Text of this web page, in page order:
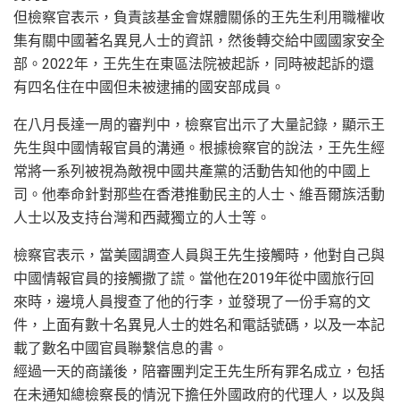
但檢察官表示，負責該基金會媒體關係的王先生利用職權收
集有關中國著名異見人士的資訊，然後轉交給中國國家安全
部。2022年，王先生在東區法院被起訴，同時被起訴的還
有四名住在中國但未被逮捕的國安部成員。
在八月長達一周的審判中，檢察官出示了大量記錄，顯示王
先生與中國情報官員的溝通。根據檢察官的說法，王先生經
常將一系列被視為敵視中國共產黨的活動告知他的中國上
司。他奉命針對那些在香港推動民主的人士、維吾爾族活動
人士以及支持台灣和西藏獨立的人士等。
檢察官表示，當美國調查人員與王先生接觸時，他對自己與
中國情報官員的接觸撒了謊。當他在2019年從中國旅行回
來時，邊境人員搜查了他的行李，並發現了一份手寫的文
件，上面有數十名異見人士的姓名和電話號碼，以及一本記
載了數名中國官員聯繫信息的書。
經過一天的商議後，陪審團判定王先生所有罪名成立，包括
在未通知總檢察長的情況下擔任外國政府的代理人，以及與